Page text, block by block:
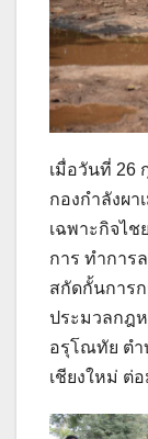
เมื่อวันที่ 26
กองกำลังผา
เฉพาะกิจไ
การ ทำการ
สกัดกั้นการ
ประมวลกฎ
อรุโณทัย ตำ
เชียงใหม่ ต่